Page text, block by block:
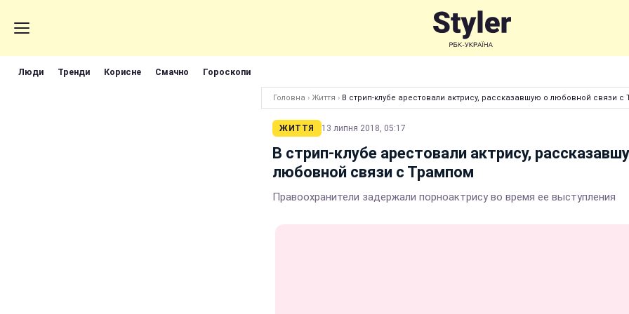
Люди Тренди Корисне Смачно Гороскопи
Головна › Життя › В стрип-клубе арестовали актрису, рассказавшую о любовной связи с
ЖИТТЯ 13 липня 2018, 05:17
В стрип-клубе арестовали актрису,
любовной связи с Трампом
Правоохранители задержали порноактрису во время ее выступления